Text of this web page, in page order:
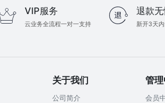
VIP服务
云业务全流程一对一支持
退款
新开3天
关于我们
公司简介
管
会员